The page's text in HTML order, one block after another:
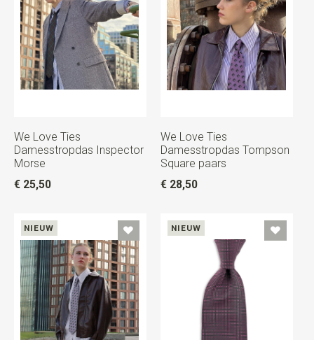
We Love Ties
Damesstropdas Inspector
Morse
€ 25,50
We Love Ties
Damesstropdas Tompson
Square paars
€ 28,50
NIEUW NIEUW